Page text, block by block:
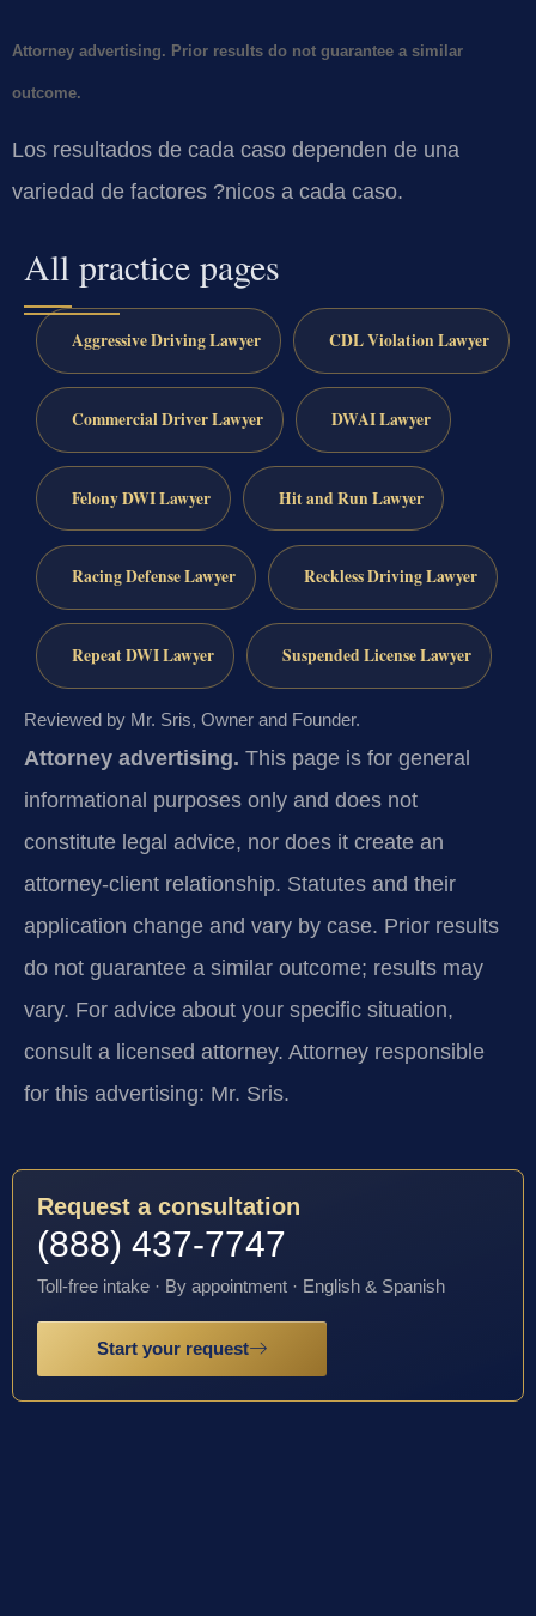
Attorney advertising. Prior results do not guarantee a similar
outcome.
Los resultados de cada caso dependen de una
variedad de factores ?nicos a cada caso.
All practice pages
Aggressive Driving Lawyer CDL Violation Lawyer
Commercial Driver Lawyer DWAI Lawyer
Felony DWI Lawyer Hit and Run Lawyer
Racing Defense Lawyer Reckless Driving Lawyer
Repeat DWI Lawyer Suspended License Lawyer
Reviewed by Mr. Sris, Owner and Founder.
Attorney advertising. This page is for general
informational purposes only and does not
constitute legal advice, nor does it create an
attorney-client relationship. Statutes and their
application change and vary by case. Prior results
do not guarantee a similar outcome; results may
vary. For advice about your specific situation,
consult a licensed attorney. Attorney responsible
for this advertising: Mr. Sris.
Request a consultation
(888) 437-7747
Toll-free intake · By appointment · English & Spanish
Start your request